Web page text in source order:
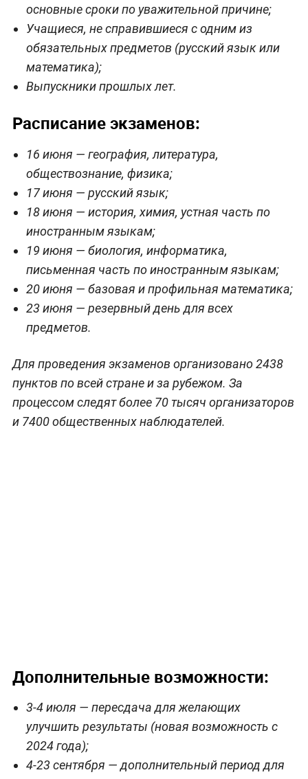
основные сроки по уважительной причине;
Учащиеся, не справившиеся с одним из
обязательных предметов (русский язык или
математика);
Выпускники прошлых лет.
Расписание экзаменов:
16 июня — география, литература,
обществознание, физика;
17 июня — русский язык;
18 июня — история, химия, устная часть по
иностранным языкам;
19 июня — биология, информатика,
письменная часть по иностранным языкам;
20 июня — базовая и профильная математика;
23 июня — резервный день для всех
предметов.
Для проведения экзаменов организовано 2438
пунктов по всей стране и за рубежом. За
процессом следят более 70 тысяч организаторов
и 7400 общественных наблюдателей.
Дополнительные возможности:
3-4 июля — пересдача для желающих
улучшить результаты (новая возможность с
2024 года);
4-23 сентября — дополнительный период для